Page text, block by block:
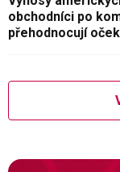
obchodníci po
přehodnocují